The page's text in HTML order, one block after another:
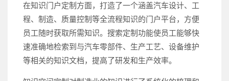
在知识门户定制方面，打造了一个涵盖汽车设计、工
程、制造、质量控制等全流程知识的门户平台，方便
员工随时获取所需知识。搜索定制功能使员工能够快
速准确地检索到与汽车零部件、生产工艺、设备维护
等相关的知识文档，提高了研发和生产效率。